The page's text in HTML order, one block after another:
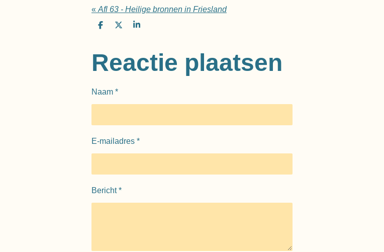
« Afl 63 - Heilige bronnen in Friesland
D
n
D
S
e
Reactie plaatsen
Naam *
E-mailadres *
Bericht *